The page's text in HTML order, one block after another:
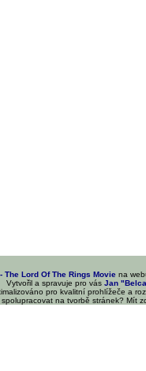
The Lord Of The Rings Movie na
Vytvořil a spravuje pro vásJan
pro kvalitní prohlížeče a
spolupracovat na tvorbě stránek? Mít